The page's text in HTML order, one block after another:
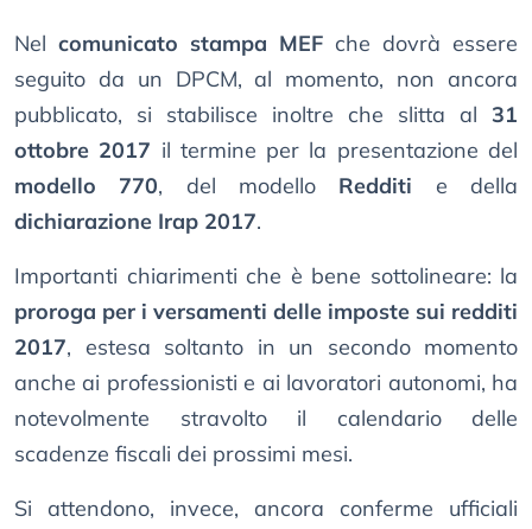
Nel comunicato stampa MEF che dovrà essere
seguito da un DPCM, al momento, non ancora
pubblicato, si stabilisce inoltre che slitta al 31
ottobre 2017 il termine per la presentazione del
modello 770, del modello Redditi e della
dichiarazione Irap 2017.
Importanti chiarimenti che è bene sottolineare: la
proroga per i versamenti delle imposte sui redditi
2017, estesa soltanto in un secondo momento
anche ai professionisti e ai lavoratori autonomi, ha
notevolmente stravolto il calendario delle
scadenze fiscali dei prossimi mesi.
Si attendono, invece, ancora conferme ufficiali